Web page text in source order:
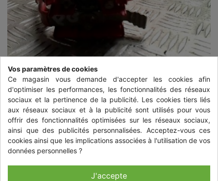
 
CAPTEUR BATTERIE RENAULT
GRAND SCENIC 2 PHASE 1
Vos paramètres de cookies
Ce magasin vous demande d'accepter les cookies afin
d'optimiser les performances, les fonctionnalités des réseaux
sociaux et la pertinence de la publicité. Les cookies tiers liés
aux réseaux sociaux et à la publicité sont utilisés pour vous
offrir des fonctionnalités optimisées sur les réseaux sociaux,
ainsi que des publicités personnalisées. Acceptez-vous ces
cookies ainsi que les implications associées à l'utilisation de vos
données personnelles ?
J'accepte